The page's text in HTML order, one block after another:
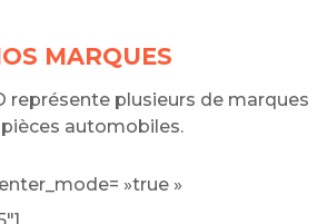
MARQUES
représente plusieurs de marques
automobiles.
»true »